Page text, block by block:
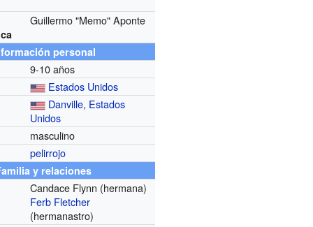
Guillermo "Memo" Aponte
personal
9-10 años
Estados Unidos
Danville, Estados
Unidos
masculino
pelirrojo
y relaciones
Candace Flynn (hermana)
Ferb Fletcher
(hermanastro)